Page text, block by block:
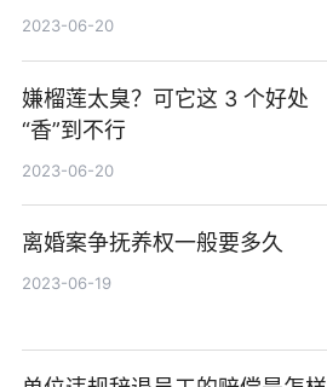
2023-06-20
嫌榴莲太臭？可它这 3 个好处
“香”到不行
2023-06-20
离婚案争抚养权一般要多久
2023-06-19